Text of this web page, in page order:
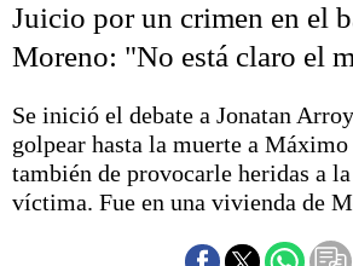
El mundo
Seguridad
Deportes
Escenario
Liga del Sur
Básquetbol
Fútbol
Federal A
Juicio por un crimen en el
Moreno: "No está claro el
Se inició el debate a Jonatan
golpear hasta la muerte a
también de provocarle heridas a la
víctima. Fue en una vivienda de